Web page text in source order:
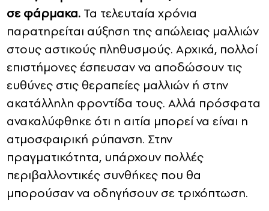
ADVERTISE
σε φάρμακα. Τα τελευταία χρόνια
παρατηρείται αύξηση της απώλειας μαλλιών
στους αστικούς πληθυσμούς. Αρχικά, πολλοί
επιστήμονες έσπευσαν να αποδώσουν τις
ευθύνες στις θεραπείες μαλλιών ή στην
ακατάλληλη φροντίδα τους. Αλλά πρόσφατα
ανακαλύφθηκε ότι η αιτία μπορεί να είναι η
ατμοσφαιρική ρύπανση. Στην
πραγματικότητα, υπάρχουν πολλές
περιβαλλοντικές συνθήκες που θα
μπορούσαν να οδηγήσουν σε τριχόπτωση.